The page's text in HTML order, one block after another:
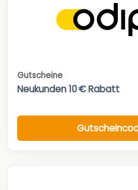
Gutscheine
Neukunden 10 € Rabatt